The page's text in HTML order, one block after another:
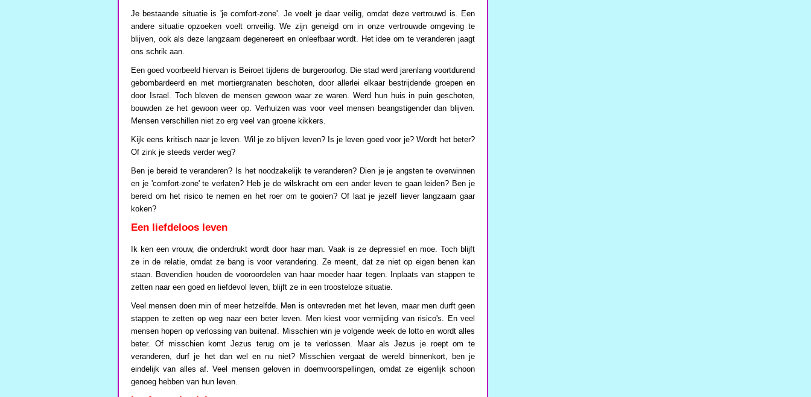
Je bestaande situatie is 'je comfort-zone'. Je voelt je daar veilig, omdat deze vertrouwd is. Een
andere situatie opzoeken voelt onveilig. We zijn geneigd om in onze vertrouwde omgeving te
blijven, ook als deze langzaam degenereert en onleefbaar wordt. Het idee om te veranderen jaagt
ons schrik aan.
Een goed voorbeeld hiervan is Beiroet tijdens de burgeroorlog. Die stad werd jarenlang voortdurend
gebombardeerd en met mortiergranaten beschoten, door allerlei elkaar bestrijdende groepen en
door Israel. Toch bleven de mensen gewoon waar ze waren. Werd hun huis in puin geschoten,
bouwden ze het gewoon weer op. Verhuizen was voor veel mensen beangstigender dan blijven.
Mensen verschillen niet zo erg veel van groene kikkers.
Kijk eens kritisch naar je leven. Wil je zo blijven leven? Is je leven goed voor je? Wordt het beter?
Of zink je steeds verder weg?
Ben je bereid te veranderen? Is het noodzakelijk te veranderen? Dien je je angsten te overwinnen
en je 'comfort-zone' te verlaten? Heb je de wilskracht om een ander leven te gaan leiden? Ben je
bereid om het risico te nemen en het roer om te gooien? Of laat je jezelf liever langzaam gaar
koken?
Een liefdeloos leven
Ik ken een vrouw, die onderdrukt wordt door haar man. Vaak is ze depressief en moe. Toch blijft
ze in de relatie, omdat ze bang is voor verandering. Ze meent, dat ze niet op eigen benen kan
staan. Bovendien houden de vooroordelen van haar moeder haar tegen. Inplaats van stappen te
zetten naar een goed en liefdevol leven, blijft ze in een troosteloze situatie.
Veel mensen doen min of meer hetzelfde. Men is ontevreden met het leven, maar men durft geen
stappen te zetten op weg naar een beter leven. Men kiest voor vermijding van risico's. En veel
mensen hopen op verlossing van buitenaf. Misschien win je volgende week de lotto en wordt alles
beter. Of misschien komt Jezus terug om je te verlossen. Maar als Jezus je roept om te
veranderen, durf je het dan wel en nu niet? Misschien vergaat de wereld binnenkort, ben je
eindelijk van alles af. Veel mensen geloven in doemvoorspellingen, omdat ze eigenlijk schoon
genoeg hebben van hun leven.